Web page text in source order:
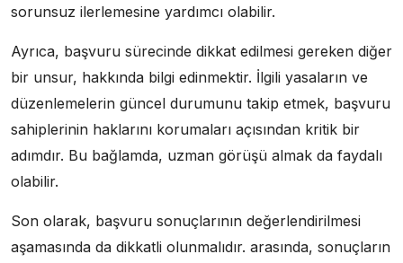
sorunsuz ilerlemesine yardımcı olabilir.
Ayrıca, başvuru sürecinde dikkat edilmesi gereken diğer
bir unsur, hakkında bilgi edinmektir. İlgili yasaların ve
düzenlemelerin güncel durumunu takip etmek, başvuru
sahiplerinin haklarını korumaları açısından kritik bir
adımdır. Bu bağlamda, uzman görüşü almak da faydalı
olabilir.
Son olarak, başvuru sonuçlarının değerlendirilmesi
aşamasında da dikkatli olunmalıdır. arasında, sonuçların